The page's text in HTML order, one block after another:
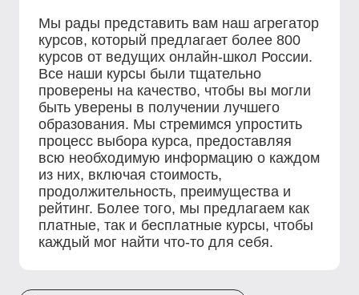
Мы рады представить вам наш агрегатор
курсов, который предлагает более 800
курсов от ведущих онлайн-школ России.
Все наши курсы были тщательно
проверены на качество, чтобы вы могли
быть уверены в получении лучшего
образования. Мы стремимся упростить
процесс выбора курса, предоставляя
всю необходимую информацию о каждом
из них, включая стоимость,
продолжительность, преимущества и
рейтинг. Более того, мы предлагаем как
платные, так и бесплатные курсы, чтобы
каждый мог найти что-то для себя.